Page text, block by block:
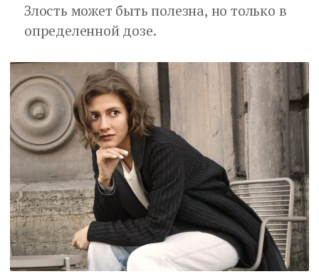
Злость может быть полезна, но только в
определенной дозе.